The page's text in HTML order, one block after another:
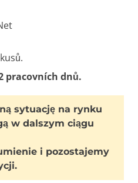
pracovních dnů.
sytuację na rynku
w dalszym ciągu
i pozostajemy